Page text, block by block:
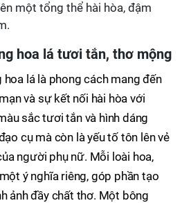
một tổng thể hài hòa, đậm
hoa lá tươi tắn, thơ mộng
hoa lá là phong cách mang đến
và sự kết nối hài hòa với
sắc tươi tắn và hình dáng
cụ mà còn là yếu tố tôn lên vẻ
người phụ nữ. Mỗi loài hoa,
ý nghĩa riêng, góp phần tạo
ảnh đầy chất thơ. Một bông